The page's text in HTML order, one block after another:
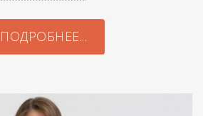
ПОДРОБНЕЕ...